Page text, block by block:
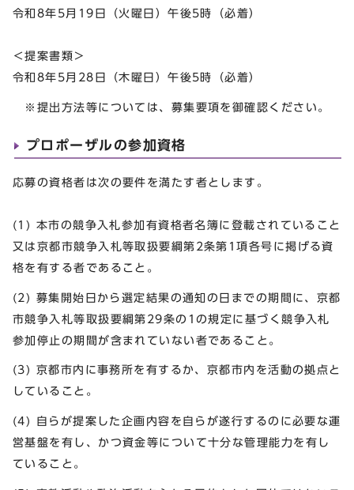
令和8年5月19日（火曜日）午後5時（必着）
＜提案書類＞
令和8年5月28日（木曜日）午後5時（必着）
※提出方法等については、募集要項を御確認ください。
プロポーザルの参加資格
応募の資格者は次の要件を満たす者とします。
(1) 本市の競争入札参加有資格者名簿に登載されていること
又は京都市競争入札等取扱要綱第2条第1項各号に掲げる資
格を有する者であること。
(2) 募集開始日から選定結果の通知の日までの期間に、京都
市競争入札等取扱要綱第29条の1の規定に基づく競争入札
参加停止の期間が含まれていない者であること。
(3) 京都市内に事務所を有するか、京都市内を活動の拠点と
していること。
(4) 自らが提案した企画内容を自らが遂行するのに必要な運
営基盤を有し、かつ資金等について十分な管理能力を有し
ていること。